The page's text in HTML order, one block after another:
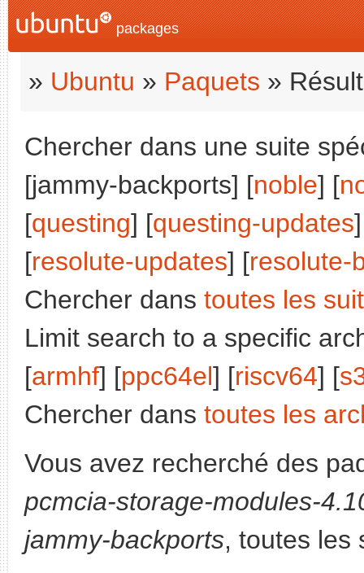
packages
» Ubuntu » Paquets »
Chercher dans une suite
[jammy-backports] [noble] [
[questing] [questing-updates
[resolute-updates] [resolute-
Chercher dans toutes les
Limit search to a specific
[armhf] [ppc64el] [riscv64] [
Chercher dans toutes les
Vous avez recherché des
pcmcia-storage-modules-
jammy-backports, toutes les